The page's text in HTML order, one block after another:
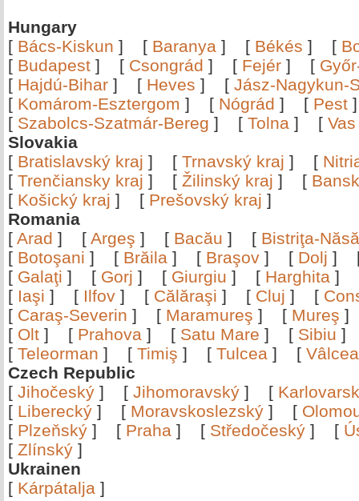
Hungary
[ Bács-Kiskun ] [ Baranya ] [ Békés ] [
[ Budapest ] [ Csongrád ] [ Fejér ] [
[ Hajdú-Bihar ] [ Heves ] [ Jász-Nagykun-
[ Komárom-Esztergom ] [ Nógrád ] [ Pest
[ Szabolcs-Szatmár-Bereg ] [ Tolna ] [ Vas
Slovakia
[ Bratislavský kraj ] [ Trnavský kraj ] [
[ Trenčiansky kraj ] [ Žilinský kraj ] [
[ Košický kraj ] [ Prešovský kraj ]
Romania
[ Arad ] [ Argeş ] [ Bacău ] [ Bistriţa-
[ Botoşani ] [ Brăila ] [ Braşov ] [ Dolj ]
[ Galaţi ] [ Gorj ] [ Giurgiu ] [ Harghita ]
[ Iaşi ] [ Ilfov ] [ Călăraşi ] [ Cluj ] [
[ Caraş-Severin ] [ Maramureş ] [ Mureş
[ Olt ] [ Prahova ] [ Satu Mare ] [ Sibiu
[ Teleorman ] [ Timiş ] [ Tulcea ] [
Czech Republic
[ Jihočeský ] [ Jihomoravský ] [
[ Liberecký ] [ Moravskoslezský ] [
[ Plzeňský ] [ Praha ] [ Středočeský ] [
[ Zlínský ]
Ukrainen
[ Kárpátalja ]